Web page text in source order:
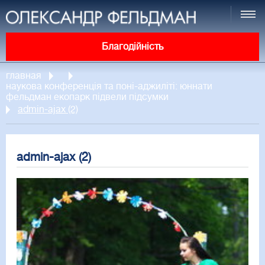
Благодійність
главная
наукова конференція та поні-аджиліті: юннати
фельдман екопарк підвели підсумки
admin-ajax (2)
admin-ajax (2)